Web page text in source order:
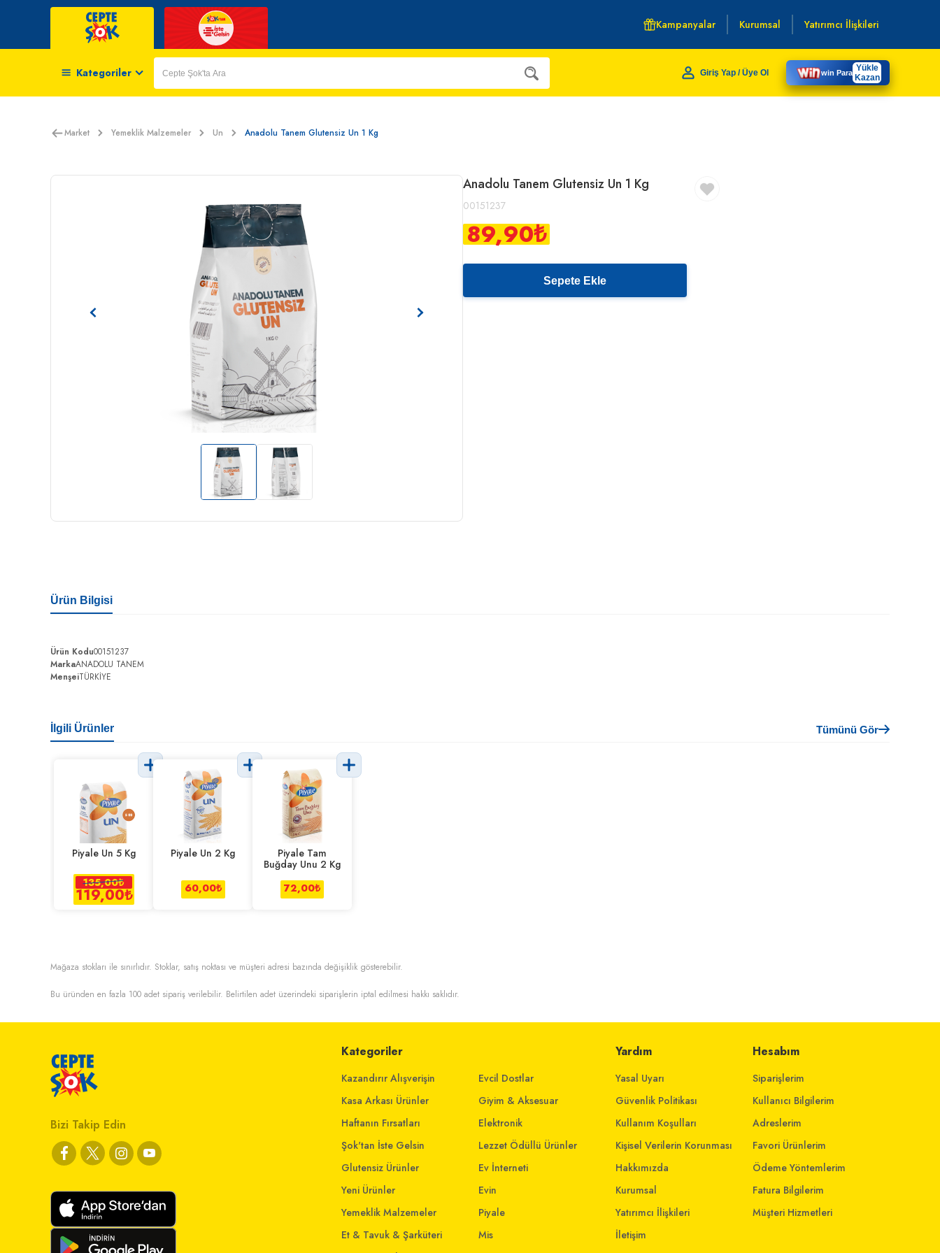
Kampanyalar Kurumsal Yatırımcı İlişkileri
Kategoriler Giriş Yap / Üye Ol win Para Yükle
Kazan
Market Yemeklik Malzemeler Un Anadolu Tanem Glutensiz Un 1 Kg
Anadolu Tanem Glutensiz Un 1 Kg
00151237
89,90₺
Sepete Ekle
Ürün Bilgisi
Ürün Kodu00151237
MarkaANADOLU TANEM
MenşeiTÜRKİYE
İlgili Ürünler Tümünü Gör
Piyale Un 5 Kg
135,00₺
119,00₺
Piyale Un 2 Kg
60,00₺
Piyale Tam
Buğday Unu 2 Kg
72,00₺
Mağaza stokları ile sınırlıdır. Stoklar, satış noktası ve müşteri adresi bazında değişiklik gösterebilir.
Bu üründen en fazla 100 adet sipariş verilebilir. Belirtilen adet üzerindeki siparişlerin iptal edilmesi hakkı saklıdır.
Bizi Takip Edin
Kategoriler
Kazandırır Alışverişin
Kasa Arkası Ürünler
Haftanın Fırsatları
Şok'tan İste Gelsin
Glutensiz Ürünler
Yeni Ürünler
Yemeklik Malzemeler
Et & Tavuk & Şarküteri
Evcil Dostlar
Giyim & Aksesuar
Elektronik
Lezzet Ödüllü Ürünler
Ev İnterneti
Evin
Piyale
Mis
Yardım
Yasal Uyarı
Güvenlik Politikası
Kullanım Koşulları
Kişisel Verilerin Korunması
Hakkımızda
Kurumsal
Yatırımcı İlişkileri
İletişim
Hesabım
Siparişlerim
Kullanıcı Bilgilerim
Adreslerim
Favori Ürünlerim
Ödeme Yöntemlerim
Fatura Bilgilerim
Müşteri Hizmetleri